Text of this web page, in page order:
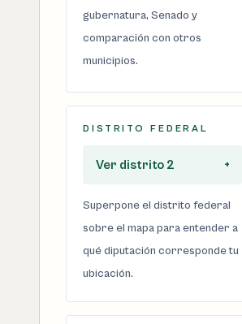
gubernatura, Senado y
comparación con otros
municipios.
DISTRITO FEDERAL
Ver distrito 2 +
Superpone el distrito federal
sobre el mapa para entender a
qué diputación corresponde tu
ubicación.